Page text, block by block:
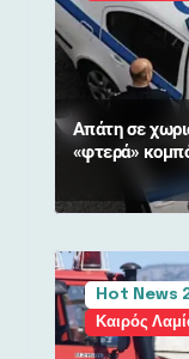
Απάτη σε
«φτερά»
Hot News
Καιρός